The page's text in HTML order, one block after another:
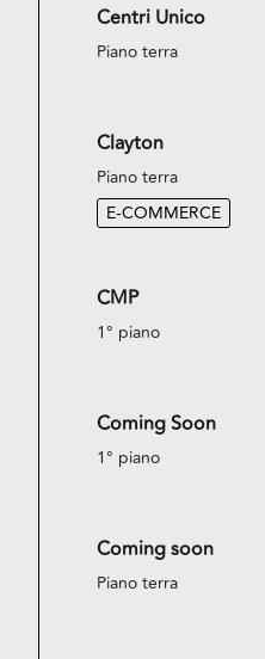
Centri Unico
Piano terra
Clayton
Piano terra
E-COMMERCE
CMP
1° piano
Coming Soon
1° piano
Coming soon
Piano terra